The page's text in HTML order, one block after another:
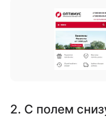
2. С полем